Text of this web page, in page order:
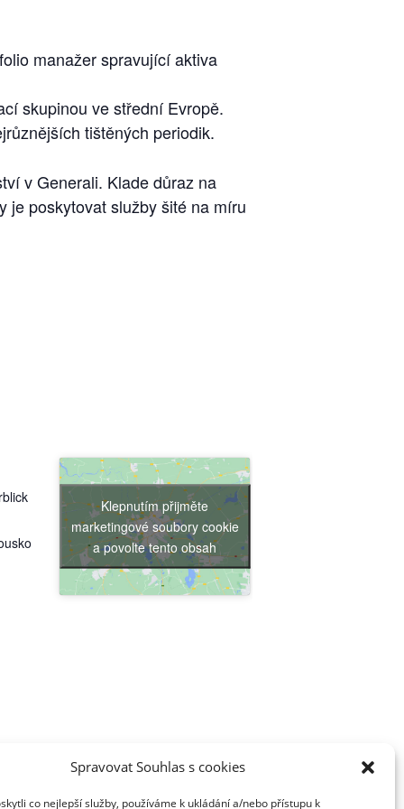
Spravovat Souhlas s cookies
co nejlepší služby, používáme k ukládání a/nebo přístupu k
manažer spravující aktiva
skupinou ve střední Evropě.
tištěných periodik.
v Generali. Klade důraz na
je poskytovat služby šité na míru
Klepnutím přijměte
marketingové soubory cookie
a povolte tento obsah